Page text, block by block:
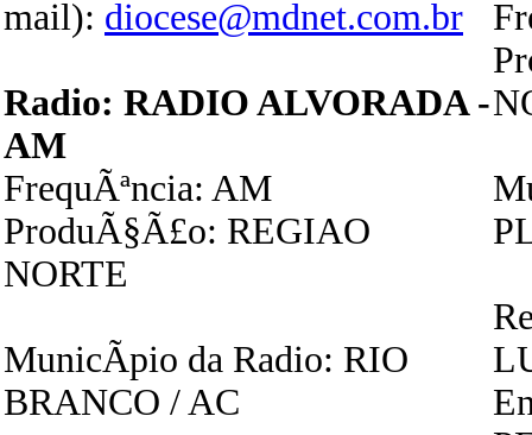
mail): diocese@mdnet.com.br
Radio: RADIO ALVORADA -
AM
FrequÃªncia: AM
ProduÃ§Ã£o: REGIAO
NORTE
MunicÃ­pio da Radio: RIO
BRANCO / AC